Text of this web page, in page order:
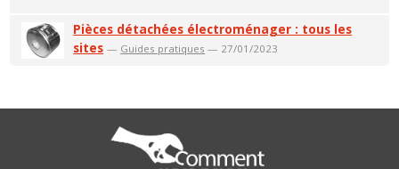
Pièces détachées électroménager : tous les
sites — Guides pratiques — 27/01/2023